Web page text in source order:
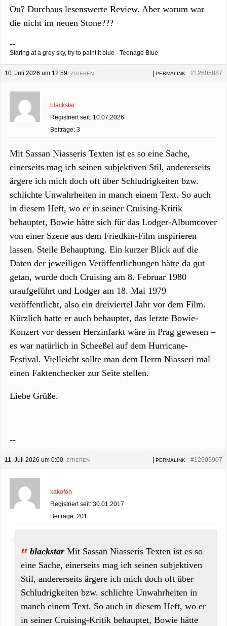
Ou? Durchaus lesenswerte Review. Aber warum war
die nicht im neuen Stone???
--
Staring at a grey sky, try to paint it blue - Teenage Blue
10. Juli 2026 um 12:59 #12605887
PERMALINK
ZITIEREN
blackstar
Registriert seit: 10.07.2026
Beiträge: 3
Mit Sassan Niasseris Texten ist es so eine Sache,
einerseits mag ich seinen subjektiven Stil, andererseits
ärgere ich mich doch oft über Schludrigkeiten bzw.
schlichte Unwahrheiten in manch einem Text. So auch
in diesem Heft, wo er in seiner Cruising-Kritik
behauptet, Bowie hätte sich für das Lodger-Albumcover
von einer Szene aus dem Friedkin-Film inspirieren
lassen. Steile Behauptung. Ein kurzer Blick auf die
Daten der jeweiligen Veröffentlichungen hätte da gut
getan, wurde doch Cruising am 8. Februar 1980
uraufgeführt und Lodger am 18. Mai 1979
veröffentlicht, also ein dreiviertel Jahr vor dem Film.
Kürzlich hatte er auch behauptet, das letzte Bowie-
Konzert vor dessen Herzinfarkt wäre in Prag gewesen –
es war natürlich in Scheeßel auf dem Hurricane-
Festival. Vielleicht sollte man dem Herrn Niasseri mal
einen Faktenchecker zur Seite stellen.
Liebe Grüße.
--
11. Juli 2026 um 0:00 #12605907
PERMALINK
ZITIEREN
kakofon
Registriert seit: 30.01.2017
Beiträge: 201
blackstar Mit Sassan Niasseris Texten ist es so
eine Sache, einerseits mag ich seinen subjektiven
Stil, andererseits ärgere ich mich doch oft über
Schludrigkeiten bzw. schlichte Unwahrheiten in
manch einem Text. So auch in diesem Heft, wo er
in seiner Cruising-Kritik behauptet, Bowie hätte